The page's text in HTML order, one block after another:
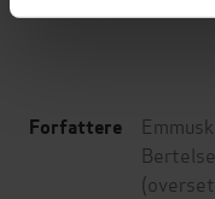
Forfattere